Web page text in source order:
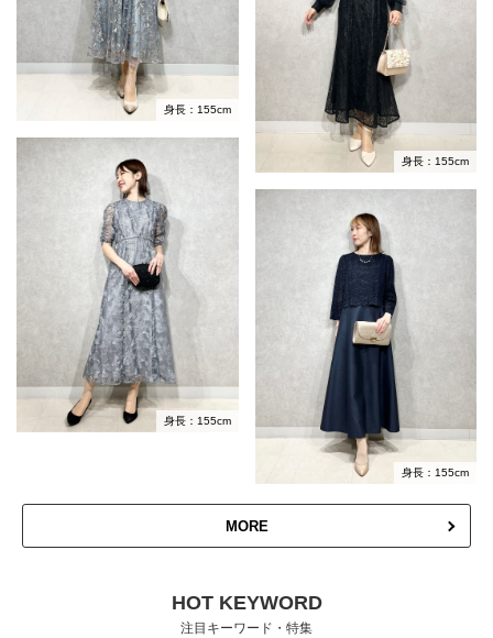
身長：155cm
身長：155cm
身長：155cm
身長：155cm
MORE
HOT KEYWORD
注目キーワード・特集